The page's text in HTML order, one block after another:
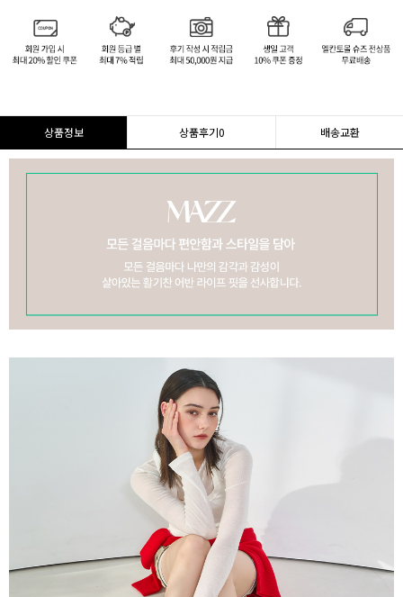
상품정보 상품후기0 배송교환